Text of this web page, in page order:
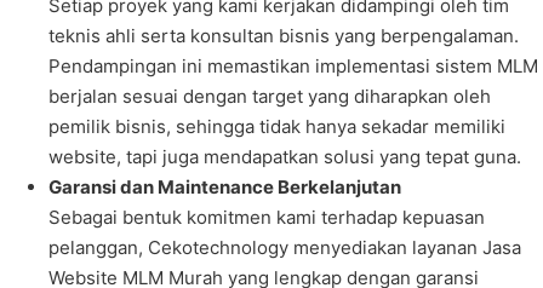
Setiap proyek yang kami kerjakan didampingi oleh tim
teknis ahli serta konsultan bisnis yang berpengalaman.
Pendampingan ini memastikan implementasi sistem MLM
berjalan sesuai dengan target yang diharapkan oleh
pemilik bisnis, sehingga tidak hanya sekadar memiliki
website, tapi juga mendapatkan solusi yang tepat guna.
Garansi dan Maintenance Berkelanjutan
Sebagai bentuk komitmen kami terhadap kepuasan
pelanggan, Cekotechnology menyediakan layanan Jasa
Website MLM Murah yang lengkap dengan garansi